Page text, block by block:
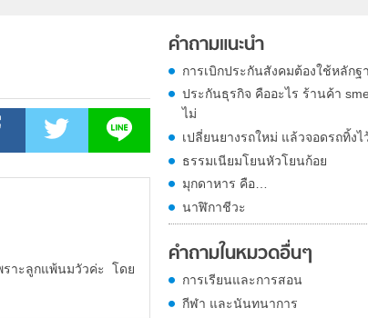
ราะลูกแพ้นมวัวค่ะ โดย
คำถามแนะนำ
การเบิกประกันสังคมต้องใช้หลักฐ
ประกันธุรกิจ คืออะไร ร้านค้า
ไม่
เปลี่ยนยางรถใหม่ แล้วจอดรถทิ้ง
ธรรมเนียมโยนหัวโยนก้อย
มุกดาหาร คือ…
นาฬิกาชีวะ
คำถามในหมวดอื่นๆ
การเรียนและการสอน
กีฬา และนันทนาการ